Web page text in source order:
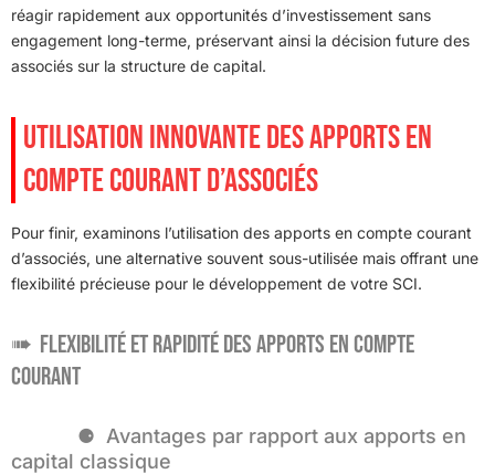
réagir rapidement aux opportunités d’investissement sans
engagement long-terme, préservant ainsi la décision future des
associés sur la structure de capital.
UTILISATION INNOVANTE DES APPORTS EN
COMPTE COURANT D’ASSOCIÉS
Pour finir, examinons l’utilisation des apports en compte courant
d’associés, une alternative souvent sous-utilisée mais offrant une
flexibilité précieuse pour le développement de votre SCI.
Flexibilité et rapidité des apports en compte
courant
Avantages par rapport aux apports en
capital classique